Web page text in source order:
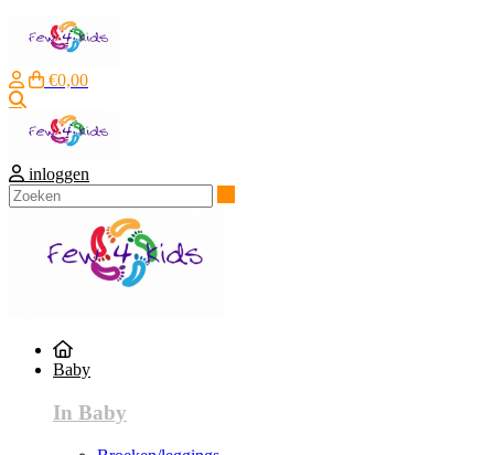
€0,00
inloggen
Baby
In Baby